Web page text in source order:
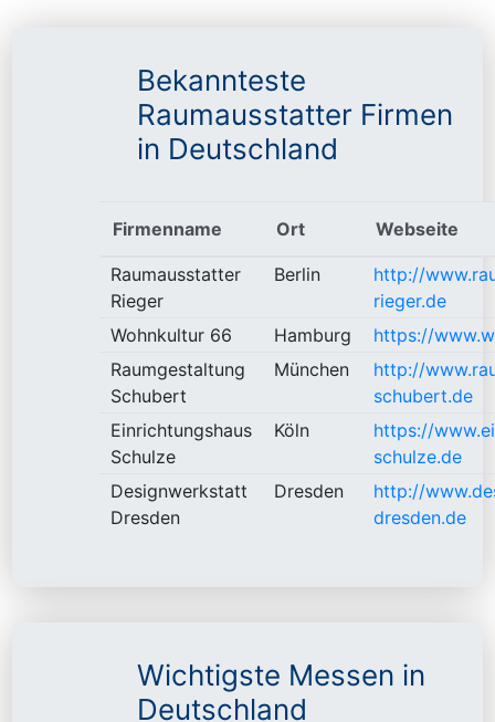
Bekannteste
Raumausstatter Firmen
in Deutschland
Firmenname Ort Webseite
Raumausstatter
Rieger
Berlin
http://
rieger.de
Wohnkultur 66
Hamburg
https://
Raumgestaltung
Schubert
München
http://
schubert.de
Einrichtungshaus
Schulze
Köln
https://
schulze.de
Designwerkstatt
Dresden
Dresden
http://
dresden.de
Wichtigste Messen in
Deutschland